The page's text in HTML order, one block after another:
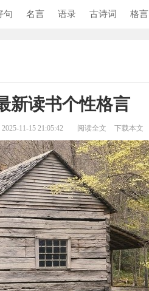
句 名言 语录 古诗词 格言
新读书个性格言
11-15 21:05:42 阅读全文 下载本文